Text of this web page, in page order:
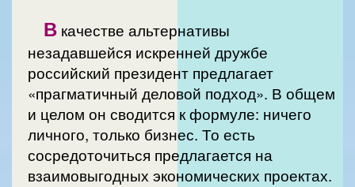
В качестве альтернативы
незадавшейся искренней дружбе
российский президент предлагает
«прагматичный деловой подход». В общем
и целом он сводится к формуле: ничего
личного, только бизнес. То есть
сосредоточиться предлагается на
взаимовыгодных экономических проектах.